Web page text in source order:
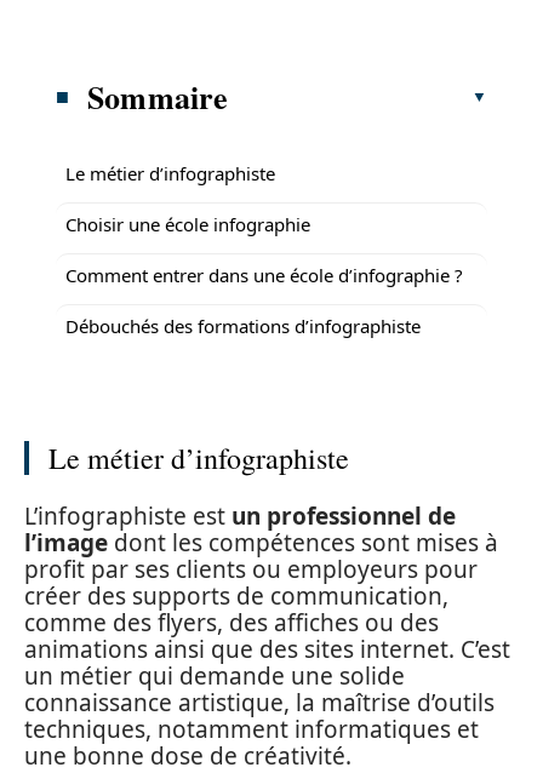
Sommaire
Le métier d’infographiste
Choisir une école infographie
Comment entrer dans une école d’infographie ?
Débouchés des formations d’infographiste
Le métier d’infographiste
L’infographiste est un professionnel de
l’image dont les compétences sont mises à
profit par ses clients ou employeurs pour
créer des supports de communication,
comme des flyers, des affiches ou des
animations ainsi que des sites internet. C’est
un métier qui demande une solide
connaissance artistique, la maîtrise d’outils
techniques, notamment informatiques et
une bonne dose de créativité.